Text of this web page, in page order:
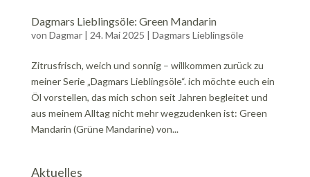
Dagmars Lieblingsöle: Green Mandarin
von Dagmar| 24. Mai 2025 | Dagmars Lieblingsöle
Zitrusfrisch, weich und sonnig – willkommen zurück zu
meiner Serie „Dagmars Lieblingsöle“. ich möchte euch ein
Öl vorstellen, das mich schon seit Jahren begleitet und
aus meinem Alltag nicht mehr wegzudenken ist: Green
Mandarin (Grüne Mandarine) von...
Aktuelles